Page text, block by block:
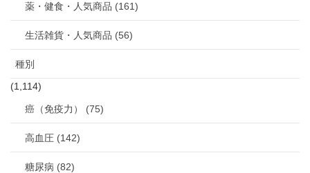
薬・健食・人気商品 (161)
生活雑貨・人気商品 (56)
種別
(1,114)
癌（免疫力） (75)
高血圧 (142)
糖尿病 (82)